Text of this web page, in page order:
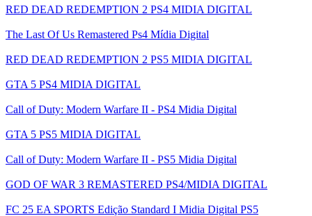
RED DEAD REDEMPTION 2 PS4 MIDIA DIGITAL
The Last Of Us Remastered Ps4 Mídia Digital
RED DEAD REDEMPTION 2 PS5 MIDIA DIGITAL
GTA 5 PS4 MIDIA DIGITAL
Call of Duty: Modern Warfare II - PS4 Midia Digital
GTA 5 PS5 MIDIA DIGITAL
Call of Duty: Modern Warfare II - PS5 Midia Digital
GOD OF WAR 3 REMASTERED PS4/MIDIA DIGITAL
FC 25 EA SPORTS Edição Standard I Midia Digital PS5